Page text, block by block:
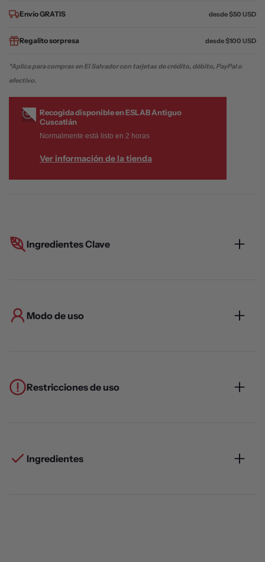
Envío GRATIS desde $50 USD
Regalitosorpresa desde $100 USD
*Aplica para compras en El Salvador con tarjetas de crédito, débito, PayPal o
efectivo.
Recogida disponible enESLAB Antiguo
Cuscatlán
Normalmente está listo en 2 horas
Ver información de la tienda
Ingredientes Clave
Modo de uso
Restricciones de uso
Ingredientes